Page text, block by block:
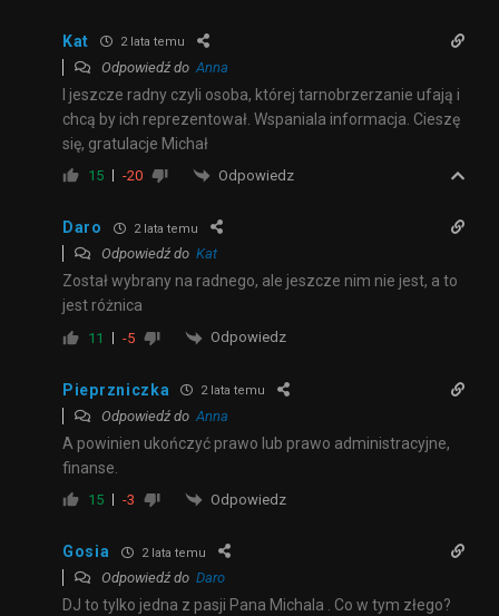
Kat 2 lata temu
Odpowiedź do Anna
I jeszcze radny czyli osoba, której tarnobrzerzanie ufają i
chcą by ich reprezentował. Wspaniala informacja. Cieszę
się, gratulacje Michał
15 -20 Odpowiedz
Daro 2 lata temu
Odpowiedź do Kat
Został wybrany na radnego, ale jeszcze nim nie jest, a to
jest różnica
11 -5 Odpowiedz
Pieprzniczka 2 lata temu
Odpowiedź do Anna
A powinien ukończyć prawo lub prawo administracyjne,
finanse.
15 -3 Odpowiedz
Gosia 2 lata temu
Odpowiedź do Daro
DJ to tylko jedna z pasji Pana Michala . Co w tym złego?